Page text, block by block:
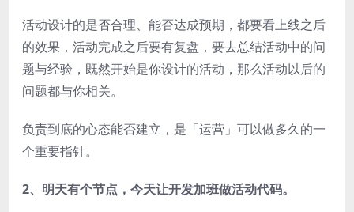
活动设计的是否合理、能否达成预期，都要看上线之后
的效果，活动完成之后要有复盘，要去总结活动中的问
题与经验，既然开始是你设计的活动，那么活动以后的
问题都与你相关。
负责到底的心态能否建立，是「运营」可以做多久的一
个重要指针。
2、明天有个节点，今天让开发加班做活动代码。